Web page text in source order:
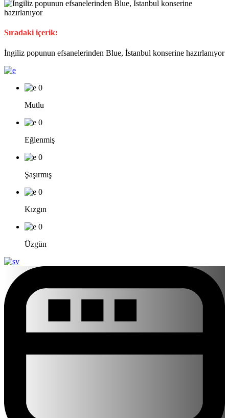
Sıradaki içerik:
İngiliz popunun efsanelerinden Blue, İstanbul konserine hazırlanıyor
0
Mutlu
0
Eğlenmiş
0
Şaşırmış
0
Kızgın
0
Üzgün